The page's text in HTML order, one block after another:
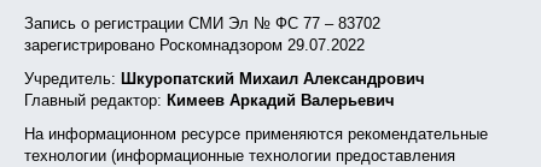
Запись о регистрации СМИ Эл № ФС 77 – 83702
зарегистрировано Роскомнадзором 29.07.2022
Учредитель: Шкуропатский Михаил Александрович
Главный редактор: Кимеев Аркадий Валерьевич
На информационном ресурсе применяются рекомендательные
технологии (информационные технологии предоставления